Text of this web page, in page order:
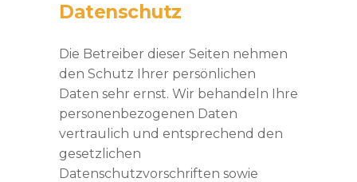
Datenschutz
Die Betreiber dieser Seiten nehmen
den Schutz Ihrer persönlichen
Daten sehr ernst. Wir behandeln Ihre
personenbezogenen Daten
vertraulich und entsprechend den
gesetzlichen
Datenschutzvorschriften sowie